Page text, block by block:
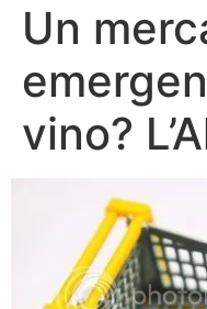
Un
vino?